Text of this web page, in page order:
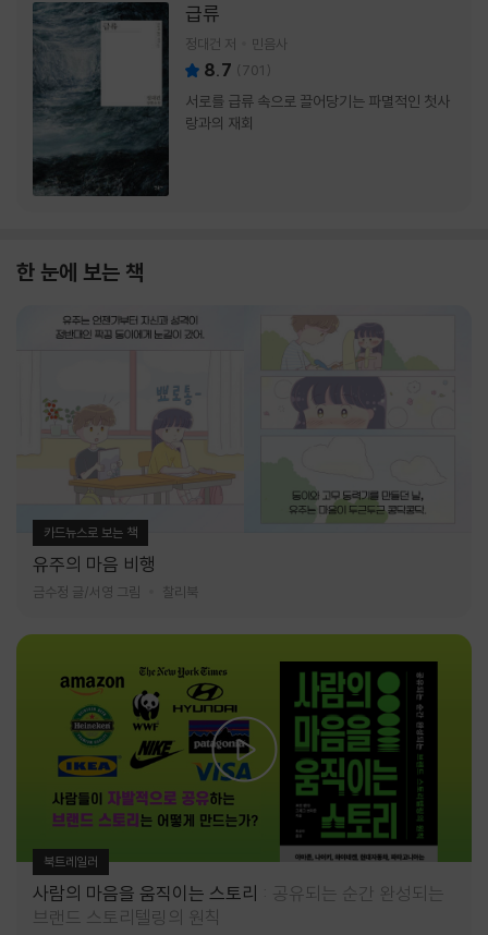
급류
정대건 저 민음사
8.7 (701 )
서로를 급류 속으로 끌어당기는 파멸적인 첫사
랑과의 재회
한 눈에 보는 책
카드뉴스로 보는 책
유주의 마음 비행
금수정 글/서영 그림 찰리북
북트레일러
사람의 마음을 움직이는 스토리
공유되는 순간 완성되는
브랜드 스토리텔링의 원칙